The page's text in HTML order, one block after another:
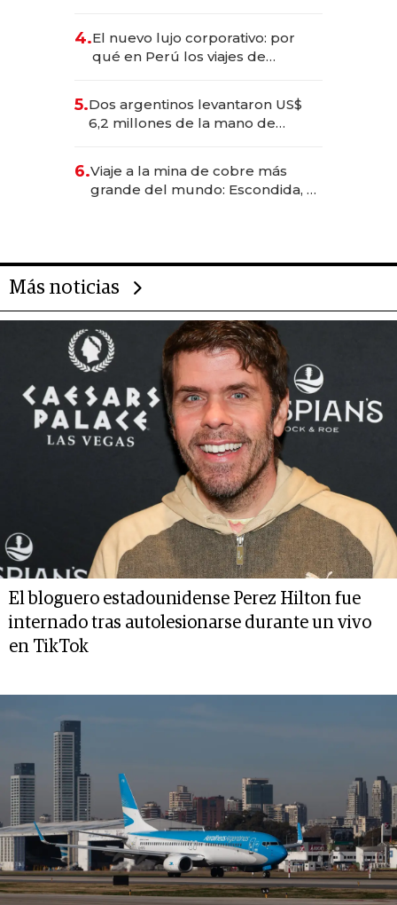
4.El nuevo lujo corporativo: por
qué en Perú los viajes de
para convertirse en experiencias
transformadoras
5.Dos argentinos levantaron US$
6,2 millones de la mano de
6.Viaje a la mina de cobre más
grande del mundo: Escondida, el
Más noticias
El bloguero estadounidense Perez Hilton fue
internado tras autolesionarse durante un vivo
en TikTok